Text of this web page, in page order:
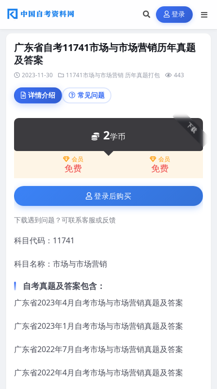
登录
广东省自考11741市场与市场营销历年真题
及答案
2023-11-30 11741市场与市场营销 历年真题打包 443
详情介绍 常见问题
下载
2学币
会员
免费
会员
免费
登录后购买
下载遇到问题？可联系客服或反馈
科目代码： 11741
科目名称：市场与市场营销
自考真题及答案包含：
广东省2023年4月自考市场与市场营销真题及答案
广东省2023年1月自考市场与市场营销真题及答案
广东省2022年7月自考市场与市场营销真题及答案
广东省2022年4月自考市场与市场营销真题及答案